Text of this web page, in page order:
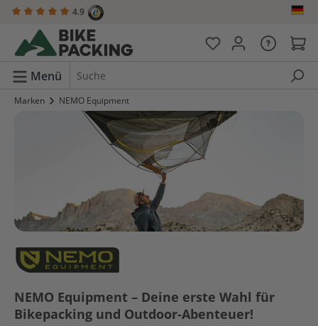
springen 4.9
Menü
Marken NEMO Equipment
NEMO Equipment – Deine erste Wahl für
Bikepacking und Outdoor-Abenteuer!